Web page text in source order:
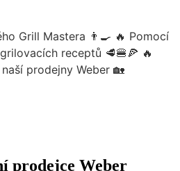
prodejce Weber